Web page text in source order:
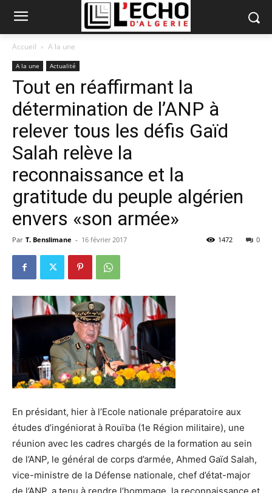
Accueil A la une
A la une Actualité
Tout en réaffirmant la
détermination de l’ANP à
relever tous les défis Gaïd
Salah relève la
reconnaissance et la
gratitude du peuple algérien
envers «son armée»
Par T. Benslimane - 16 février 2017 0
1472
En présidant, hier à l’Ecole nationale préparatoire aux
études d’ingéniorat à Rouïba (1e Région militaire), une
réunion avec les cadres chargés de la formation au sein
de l’ANP, le général de corps d’armée, Ahmed Gaïd Salah,
vice-ministre de la Défense nationale, chef d’état-major
de l’ANP, a tenu à rendre l’hommage, la reconnaissance et